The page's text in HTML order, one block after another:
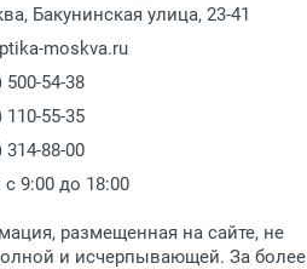
мостика:
оправы:
линзы:
дужки:
линзы:
модели:
средств на
денег на карту Сбербанка.
После того, как заказ
Для получения товара при
Заказ необходимо
дополнительных расходов за
по Москве
Доставляем товар по
транспортными
Бакунинская улица, 23-41
moskva.ru
500-54-38
110-55-35
314-88-00
9:00 до 18:00
размещенная на сайте, не
и исчерпывающей. За более